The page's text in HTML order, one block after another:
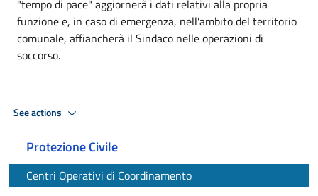
"tempo di pace" aggiornerà i dati relativi alla propria
funzione e, in caso di emergenza, nell'ambito del territorio
comunale, affiancherà il Sindaco nelle operazioni di
soccorso.
See actions
Protezione Civile
Centri Operativi di Coordinamento